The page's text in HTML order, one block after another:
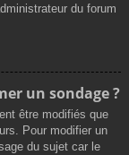
du forum
un sondage ?
être modifiés que
Pour modifier un
du sujet car le